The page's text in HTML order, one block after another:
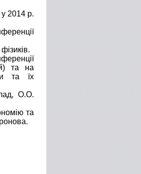
2014 р.
та на
та їх
О.О.
та